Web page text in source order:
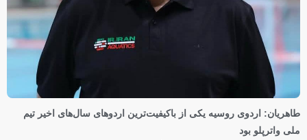
طاهریان: اردوی روسیه یکی از باکیفیت‌ترین اردوهای سال‌های اخیر تیم
ملی واترپلو بود